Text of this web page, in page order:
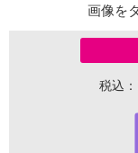
画像を
税込：